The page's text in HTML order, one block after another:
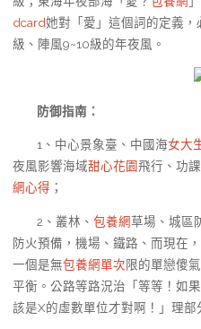
dcard她對「愛」這個詞的定義
級、陣風9~10級的年夜風。
防御指南：
1、中心景象臺、中國海女大
夜風影響海域甜心花園飛行、功
網心得 ；
2、叢林、 包養網草場、城區
防火預備，機場、鐵路、而現在
一個是無包養網單次限的單戀傻
平衡。公路等路況治「等等！如
該是X的虛數單位才對啊！」理部